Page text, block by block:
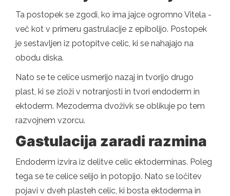
Ta postopek se zgodi, ko ima jajce ogromno Vitela -
več kot v primeru gastrulacije z epibolijo. Postopek
je sestavljen iz potopitve celic, ki se nahajajo na
obodu diska.
Nato se te celice usmerijo nazaj in tvorijo drugo
plast, ki se zloži v notranjosti in tvori endoderm in
ektoderm. Mezoderma dvoživk se oblikuje po tem
razvojnem vzorcu.
Gastulacija zaradi razmina
Endoderm izvira iz delitve celic ektoderminas. Poleg
tega se te celice selijo in potopijo. Nato se ločitev
pojavi v dveh plasteh celic, ki bosta ektoderma in